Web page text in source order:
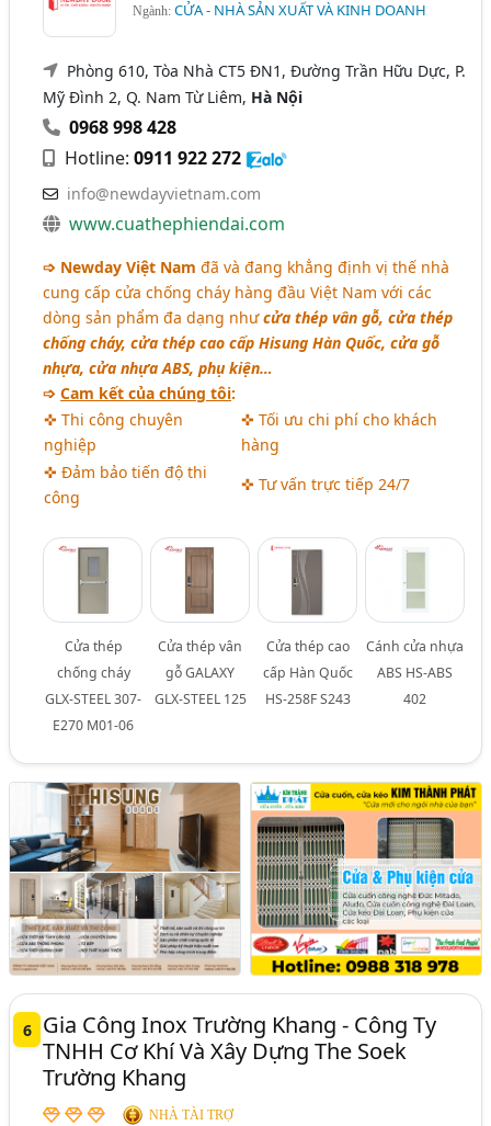
Ngành:CỬA - NHÀ SẢN XUẤT VÀ KINH DOANH
Phòng 610, Tòa Nhà CT5 ĐN1, Đường Trần Hữu Dực, P.
Mỹ Đình 2, Q. Nam Từ Liêm, Hà Nội
0968 998 428
Hotline:0911 922 272
info@newdayvietnam.com
www.cuathephiendai.com
➩ Newday Việt Nam đã và đang khẳng định vị thế nhà
cung cấp cửa chống cháy hàng đầu Việt Nam với các
dòng sản phẩm đa dạng nhưcửa thép vân gỗ, cửa thép
chống cháy, cửa thép cao cấp Hisung Hàn Quốc, cửa gỗ
nhựa, cửa nhựa ABS, phụ kiện…
➩Cam kết của chúng tôi:
✜ Thi công chuyên
nghiệp
✜ Tối ưu chi phí cho khách
hàng
✜ Đảm bảo tiến độ thi
công
✜ Tư vấn trực tiếp 24/7
Cửa thép
chống cháy
GLX-STEEL 307-
E270 M01-06
Cửa thép vân
gỗ GALAXY
GLX-STEEL 125
Cửa thép cao
cấp Hàn Quốc
HS-258F S243
Cánh cửa nhựa
ABS HS-ABS
402
6
Gia Công Inox Trường Khang - Công Ty
TNHH Cơ Khí Và Xây Dựng The Soek
Trường Khang
NHÀ TÀI TRỢ